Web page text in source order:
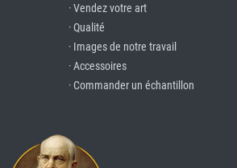
· Vendez votre art
· Qualité
· Images de notre travail
· Accessoires
· Commander un échantillon